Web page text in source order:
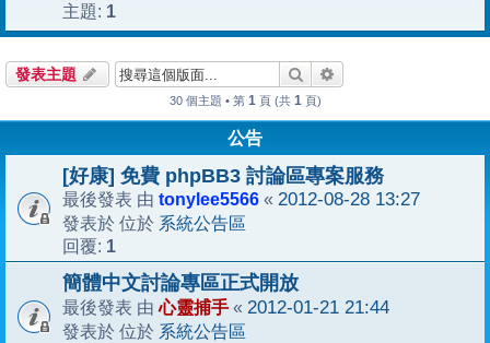
主題: 1
發表主題 搜尋
30 個主題 • 第 1 頁 (共 1 頁)
公告
[好康] 免費 phpBB3 討論區專案服務
最後發表 由 tonylee5566 « 2012-08-28 13:27
發表於 位於 系統公告區
回覆: 1
簡體中文討論專區正式開放
最後發表 由心靈捕手 « 2012-01-21 21:44
發表於 位於 系統公告區